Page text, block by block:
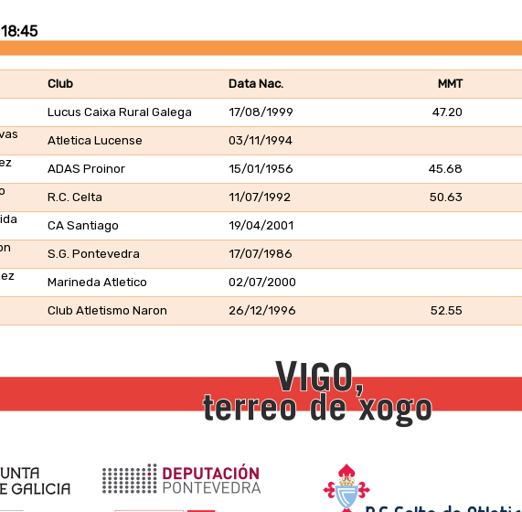
Club Data Nac. MMT
Lucus Caixa Rural Galega 17/08/1999 47.20
Atletica Lucense 03/11/1994
ADAS Proinor 15/01/1956 45.68
R.C. Celta 11/07/1992 50.63
CA Santiago 19/04/2001
S.G. Pontevedra 17/07/1986
Marineda Atletico 02/07/2000
Club Atletismo Naron 26/12/1996 52.55